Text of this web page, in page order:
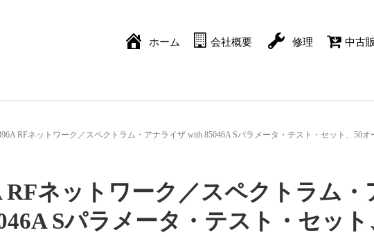
ホーム 会社概要 修理 中古
RFネットワーク／スペクトラム・アナライザ with 85046A Sパラメータ・テスト・セット、50オ
RFネットワーク／スペクトラム・
Sパラメータ・テスト・セット